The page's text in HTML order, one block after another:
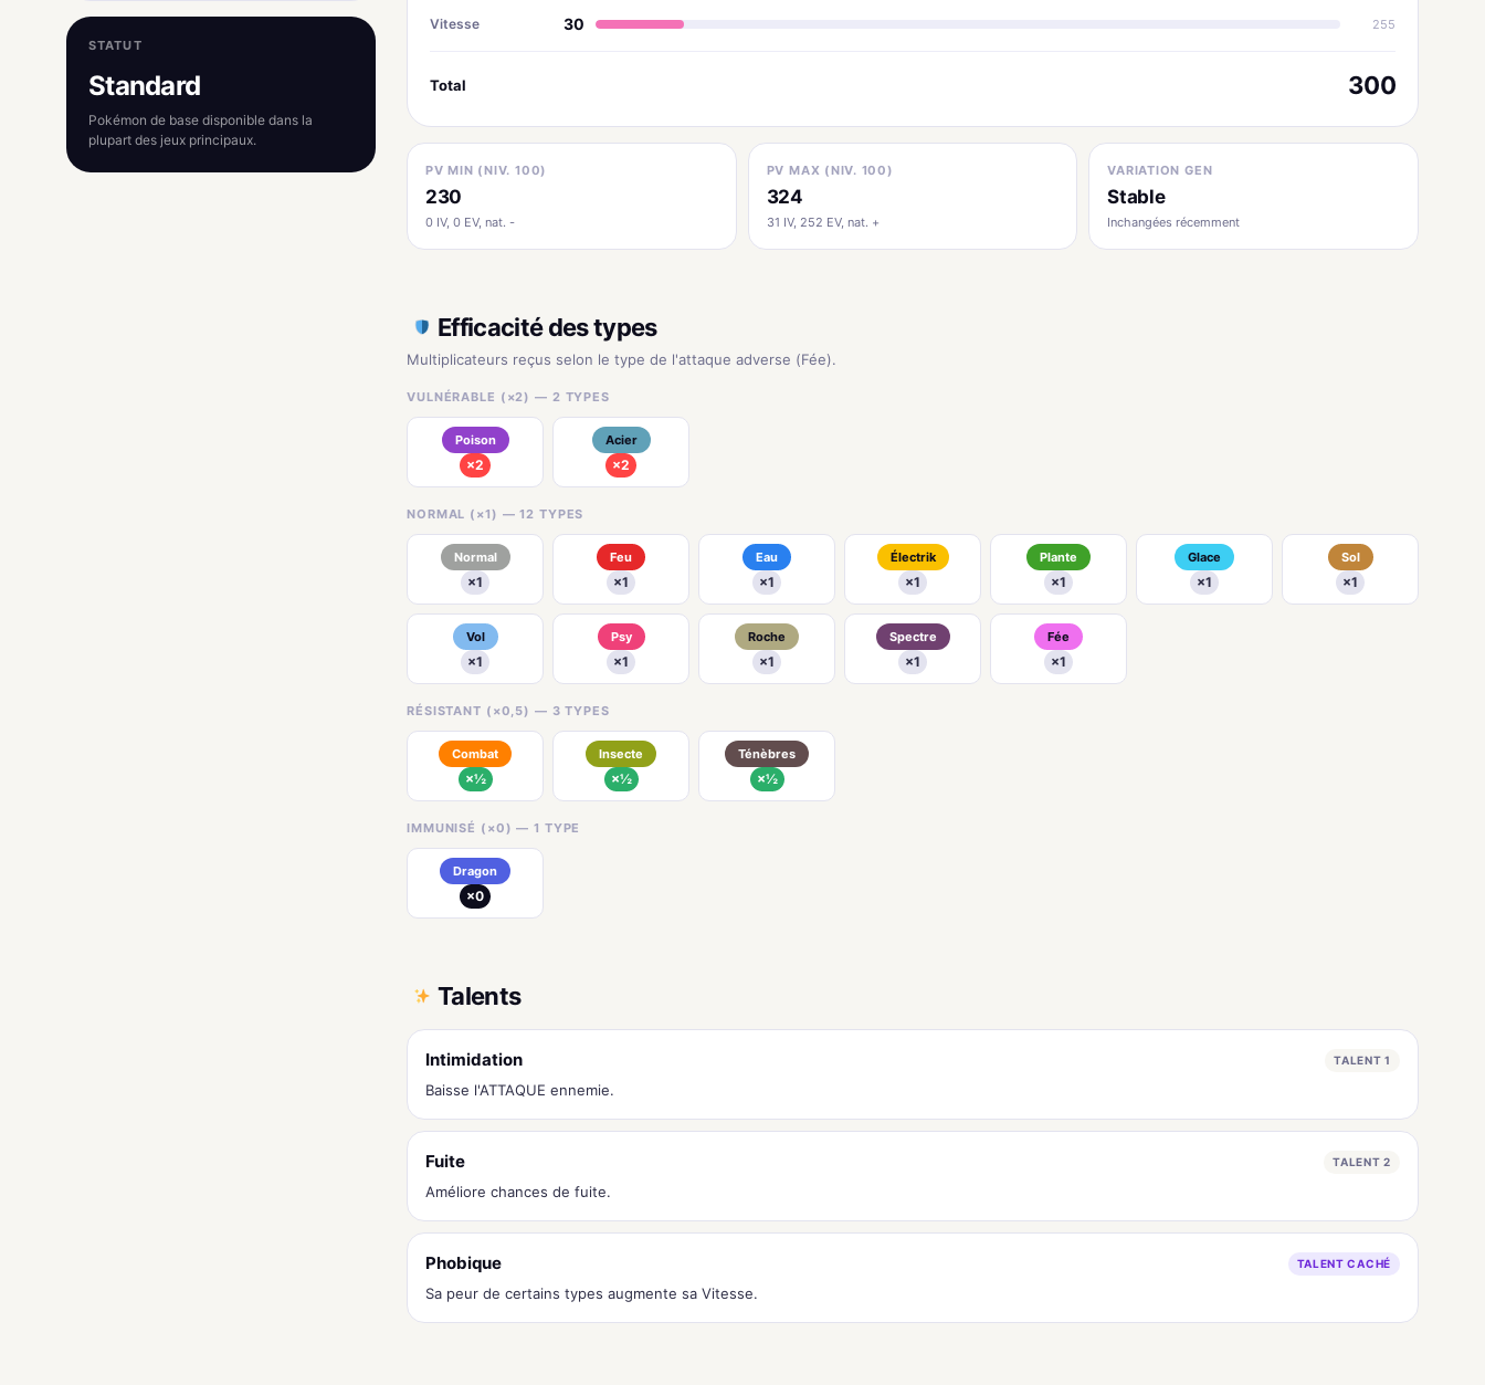
STATUT
Standard
Pokémon de base disponible dans la
plupart des jeux principaux.
Vitesse 30 255
Total 300
PV MIN (NIV. 100)
230
0 IV, 0 EV, nat. -
PV MAX (NIV. 100)
324
31 IV, 252 EV, nat. +
VARIATION GEN
Stable
Inchangées récemment
Efficacité des types
Multiplicateurs reçus selon le type de l'attaque adverse (Fée).
VULNÉRABLE (×2) — 2 TYPES
Poison
×2
Acier
×2
NORMAL (×1) — 12 TYPES
Normal
×1
Feu
×1
Eau
×1
Électrik
×1
Plante
×1
Glace
×1
Sol
×1
Vol
×1
Psy
×1
Roche
×1
Spectre
×1
Fée
×1
RÉSISTANT (×0,5) — 3 TYPES
Combat
×½
Insecte
×½
Ténèbres
×½
IMMUNISÉ (×0) — 1 TYPE
Dragon
×0
Talents
Intimidation TALENT 1
Baisse l'ATTAQUE ennemie.
Fuite TALENT 2
Améliore chances de fuite.
Phobique TALENT CACHÉ
Sa peur de certains types augmente sa Vitesse.